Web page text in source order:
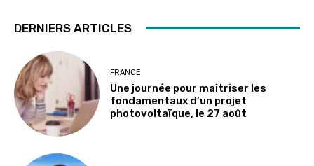
DERNIERS ARTICLES
FRANCE
Une journée pour maîtriser les
fondamentaux d’un projet
photovoltaïque, le 27 août